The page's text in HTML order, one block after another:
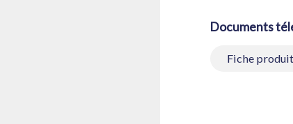
100
Documents
Fiche produit